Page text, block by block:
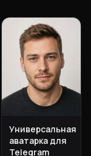
Универсальная
аватарка для
Telegram